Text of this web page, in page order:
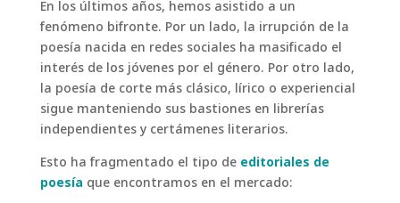
En los últimos años, hemos asistido a un
fenómeno bifronte. Por un lado, la irrupción de la
poesía nacida en redes sociales ha masificado el
interés de los jóvenes por el género. Por otro lado,
la poesía de corte más clásico, lírico o experiencial
sigue manteniendo sus bastiones en librerías
independientes y certámenes literarios.
Esto ha fragmentado el tipo deeditoriales de
poesíaque encontramos en el mercado: